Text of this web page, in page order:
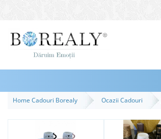
Bijuterii
Inele
Bratari
Home Cadouri Borealy Ocazii Cadouri